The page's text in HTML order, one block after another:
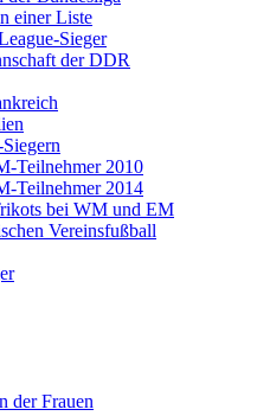
einer Liste
Sieger
der DDR
Teilnehmer 2010
Teilnehmer 2014
bei WM und EM
Vereinsfußball
der Frauen